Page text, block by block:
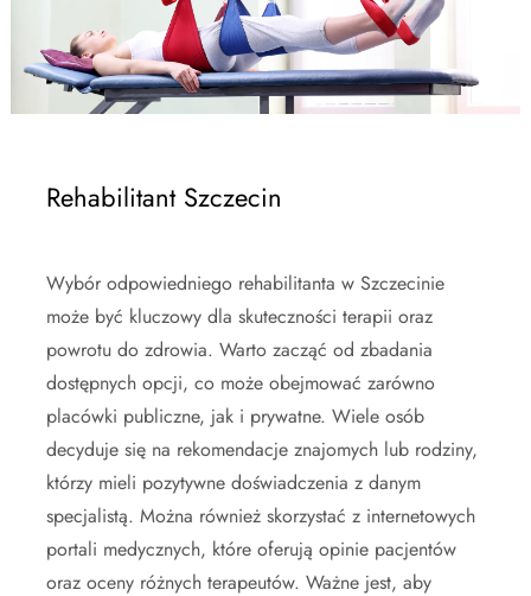
Rehabilitant Szczecin
Wybór odpowiedniego rehabilitanta w Szczecinie
może być kluczowy dla skuteczności terapii oraz
powrotu do zdrowia. Warto zacząć od zbadania
dostępnych opcji, co może obejmować zarówno
placówki publiczne, jak i prywatne. Wiele osób
decyduje się na rekomendacje znajomych lub rodziny,
którzy mieli pozytywne doświadczenia z danym
specjalistą. Można również skorzystać z internetowych
portali medycznych, które oferują opinie pacjentów
oraz oceny różnych terapeutów. Ważne jest, aby